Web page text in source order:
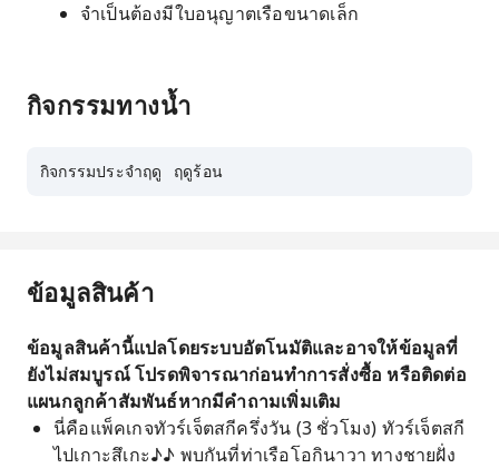
จำเป็นต้องมีใบอนุญาตเรือขนาดเล็ก
กิจกรรมทางน้ำ
กิจกรรมประจำฤดู ฤดูร้อน
ข้อมูลสินค้า
ข้อมูลสินค้านี้แปลโดยระบบอัตโนมัติและอาจให้ข้อมูลที่
ยังไม่สมบูรณ์ โปรดพิจารณาก่อนทำการสั่งซื้อ หรือติดต่อ
แผนกลูกค้าสัมพันธ์หากมีคำถามเพิ่มเติม
นี่คือแพ็คเกจทัวร์เจ็ตสกีครึ่งวัน (3 ชั่วโมง) ทัวร์เจ็ตสกี
ไปเกาะสึเกะ♪♪ พบกันที่ท่าเรือโอกินาวา ทางชายฝั่ง